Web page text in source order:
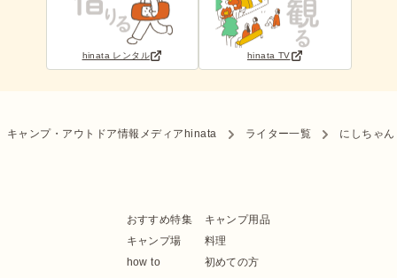
hinata レンタル hinata TV
キャンプ・アウトドア情報メディアhinata ライター一覧 にしちゃん
おすすめ特集
キャンプ用品
キャンプ場
料理
how to
初めての方